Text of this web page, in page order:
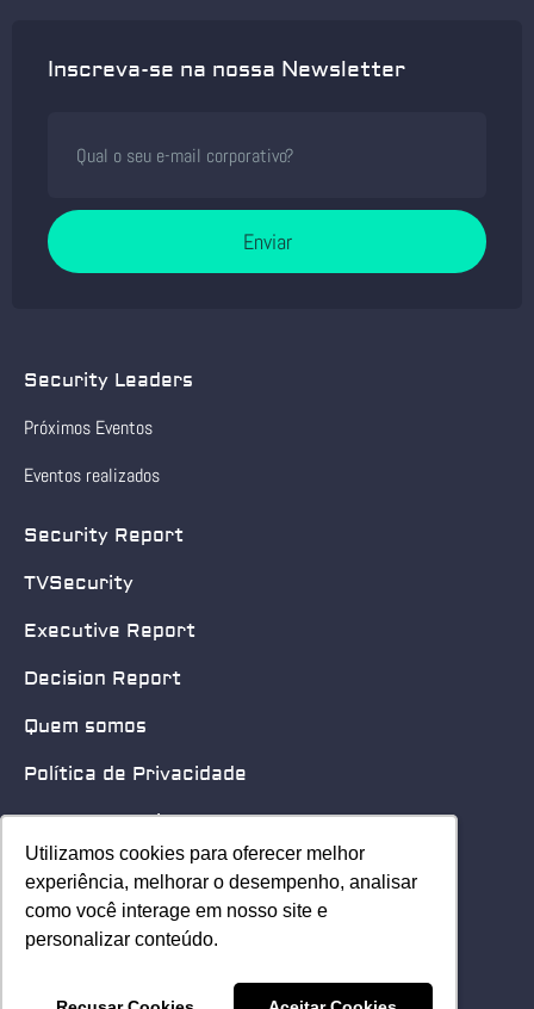
Utilizamos cookies para oferecer melhor
experiência, melhorar o desempenho, analisar
como você interage em nosso site e
personalizar conteúdo.
Utilizamos cookies para oferecer melhor
experiência, melhorar o desempenho, analisar
como você interage em nosso site e
personalizar conteúdo.
Inscreva-se na nossa Newsletter
Enviar
Security Leaders
Próximos Eventos
Eventos realizados
Security Report
TVSecurity
Executive Report
Decision Report
Quem somos
Política de Privacidade
Quero patrocinar
Contato
Home
© 2025 Security Leader. Todos os Direitos Reservados.